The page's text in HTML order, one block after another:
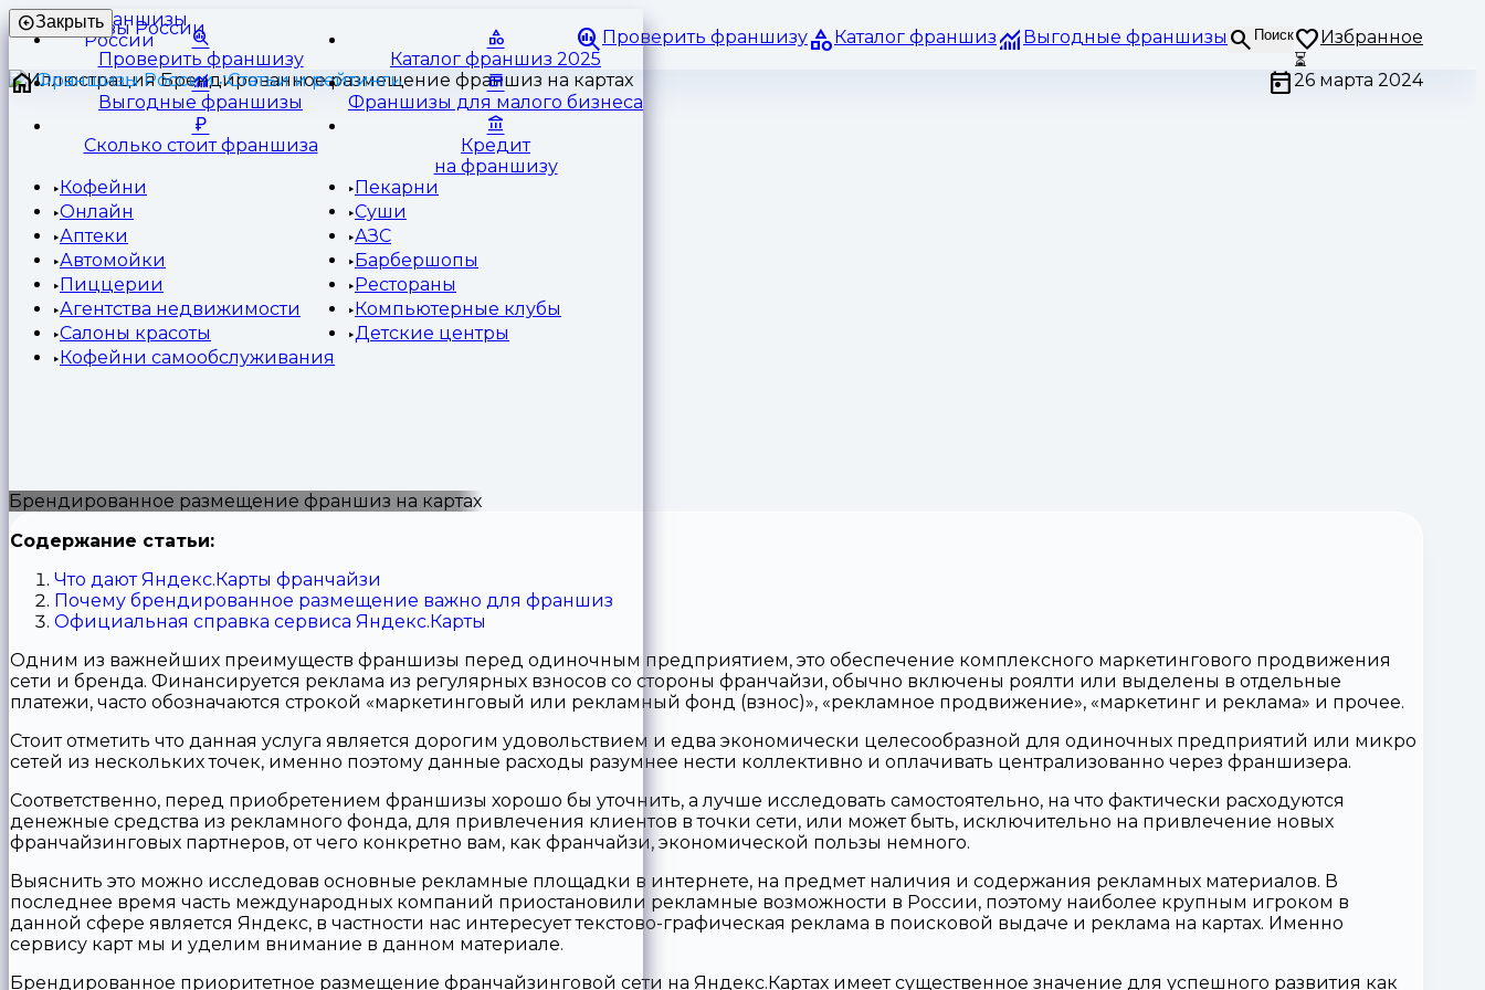
Франшизы
России
Проверить франшизу Каталог франшиз Выгодные франшизы Поиск
Избранное
⏳
Закрыть
Проверить франшизу Каталог франшиз 2025
Выгодные франшизы Франшизы для малого бизнеса
Сколько стоит франшиза
Кредит
на франшизу
Кофейни
Пекарни
Онлайн
Суши
Аптеки
АЗС
Автомойки
Барбершопы
Пиццерии
Рестораны
Агентства недвижимости
Компьютерные клубы
Салоны красоты
Детские центры
Кофейни самообслуживания
Франшизы России Статьи и рейтинги 26 марта 2024
Брендированное размещение франшиз на картах
Содержание статьи:
Что дают Яндекс.Карты франчайзи
Почему брендированное размещение важно для франшиз
Официальная справка сервиса Яндекс.Карты
Одним из важнейших преимуществ франшизы перед одиночным предприятием, это обеспечение комплексного маркетингового продвижения
сети и бренда. Финансируется реклама из регулярных взносов со стороны франчайзи, обычно включены роялти или выделены в отдельные
платежи, часто обозначаются строкой «маркетинговый или рекламный фонд (взнос)», «рекламное продвижение», «маркетинг и реклама» и прочее.
Стоит отметить что данная услуга является дорогим удовольствием и едва экономически целесообразной для одиночных предприятий или микро
сетей из нескольких точек, именно поэтому данные расходы разумнее нести коллективно и оплачивать централизованно через франшизера.
Соответственно, перед приобретением франшизы хорошо бы уточнить, а лучше исследовать самостоятельно, на что фактически расходуются
денежные средства из рекламного фонда, для привлечения клиентов в точки сети, или может быть, исключительно на привлечение новых
франчайзинговых партнеров, от чего конкретно вам, как франчайзи, экономической пользы немного.
Выяснить это можно исследовав основные рекламные площадки в интернете, на предмет наличия и содержания рекламных материалов. В
последнее время часть международных компаний приостановили рекламные возможности в России, поэтому наиболее крупным игроком в
данной сфере является Яндекс, в частности нас интересует текстово-графическая реклама в поисковой выдаче и реклама на картах. Именно
сервису карт мы и уделим внимание в данном материале.
Брендированное приоритетное размещение франчайзинговой сети на Яндекс.Картах имеет существенное значение для успешного развития как